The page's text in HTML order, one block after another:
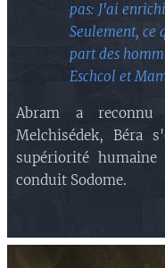
pas: J'ai
Seulement, ce
part des
Eschcol et
Abram a
Melchisédek, Béra
supériorité
conduit Sodome.